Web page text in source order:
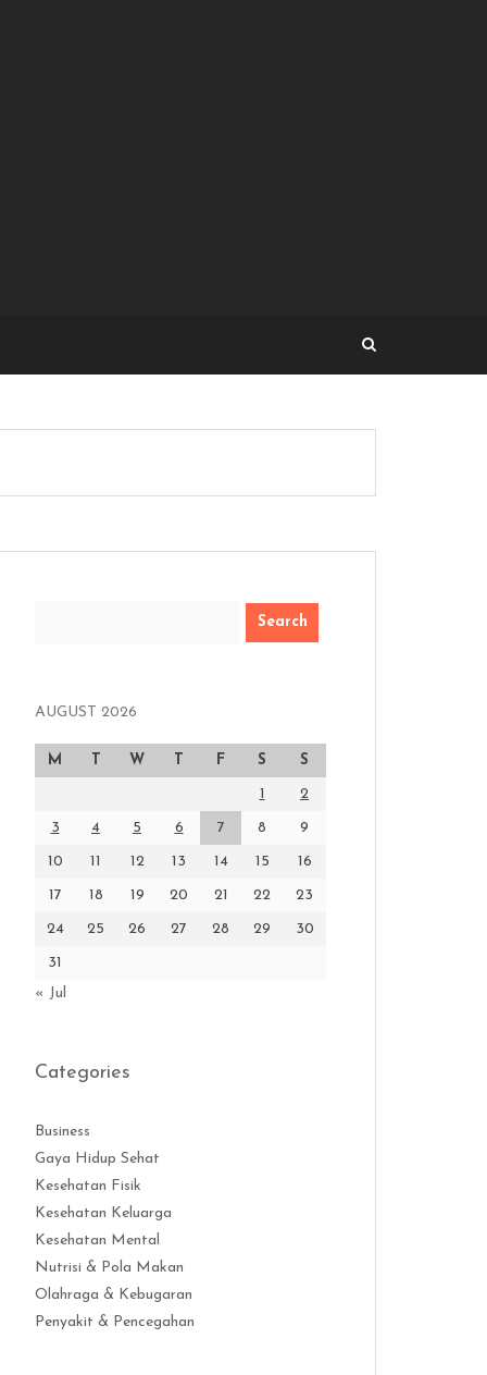
AUGUST 2026
M T W T F S S
1 2
3 4 5 6 7 8 9
10 11 12 13 14 15 16
17 18 19 20 21 22 23
24 25 26 27 28 29 30
31
« Jul
Categories
Business
Gaya Hidup Sehat
Kesehatan Fisik
Kesehatan Keluarga
Kesehatan Mental
Nutrisi & Pola Makan
Olahraga & Kebugaran
Penyakit & Pencegahan